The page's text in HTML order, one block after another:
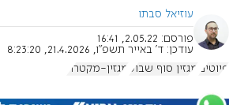
עוזיאל סבתו
פורסם: 2.05.22, 16:41
עודכן: ד' באייר תשפ"ו, 21.4.2026, 8:23:20
פיוטים
מגזין סוף שבוע מגזין-מקטרת